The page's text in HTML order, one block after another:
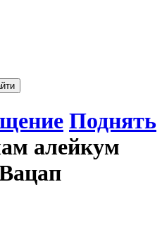
Поднять
алейкум